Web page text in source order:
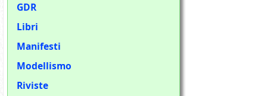
GDR
Libri
Manifesti
Modellismo
Riviste